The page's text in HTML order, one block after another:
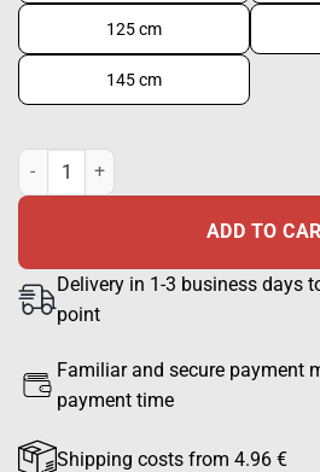
125 cm
145 cm
SA Military Belt 45mm, Black Leather
ADD TO
Delivery in 1-3 business days
point
Familiar and secure payment
payment time
Shipping costs from 4.96 €